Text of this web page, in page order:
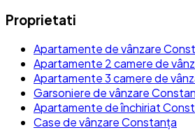
Proprietati
Apartamente de vânzare
Apartamente 2 camere de
Apartamente 3 camere de
Garsoniere de vânzare
Apartamente de închiriat
Case de vânzare Constanța